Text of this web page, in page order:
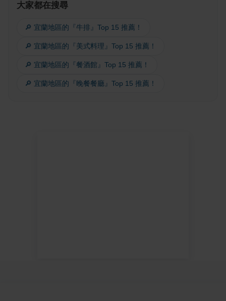
大家都在搜尋
🔎 宜蘭地區的『牛排』Top 15 推薦！
🔎 宜蘭地區的『美式料理』Top 15 推薦！
🔎 宜蘭地區的『餐酒館』Top 15 推薦！
🔎 宜蘭地區的『晚餐餐廳』Top 15 推薦！